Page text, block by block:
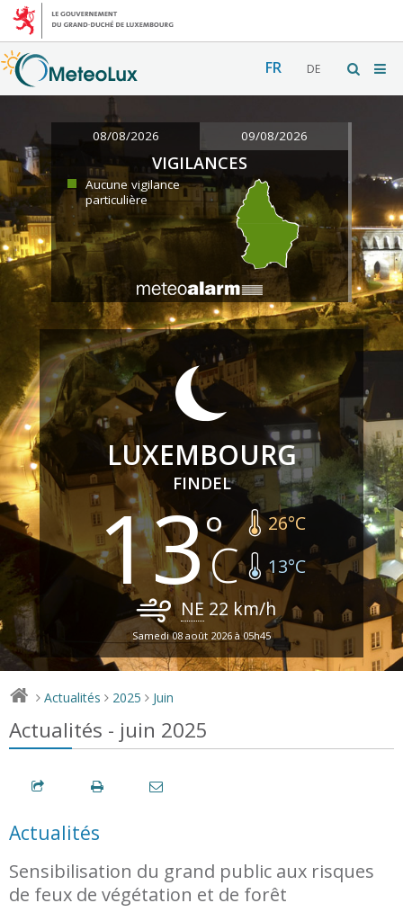
FR DE
08/08/2026 09/08/2026
VIGILANCES
Aucune vigilance
particulière
LUXEMBOURG
FINDEL
13 26°C
13°C
NE 22 km/h
Samedi 08 août 2026 à 05h45
> Actualités > 2025 > Juin
Actualités - juin 2025
Actualités
Sensibilisation du grand public aux risques
de feux de végétation et de forêt